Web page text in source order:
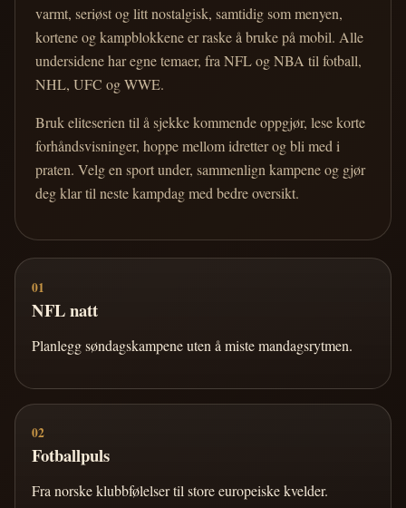
varmt, seriøst og litt nostalgisk, samtidig som menyen,
kortene og kampblokkene er raske å bruke på mobil. Alle
undersidene har egne temaer, fra NFL og NBA til fotball,
NHL, UFC og WWE.
Bruk eliteserien til å sjekke kommende oppgjør, lese korte
forhåndsvisninger, hoppe mellom idretter og bli med i
praten. Velg en sport under, sammenlign kampene og gjør
deg klar til neste kampdag med bedre oversikt.
01
NFL natt
Planlegg søndagskampene uten å miste mandagsrytmen.
02
Fotballpuls
Fra norske klubbfølelser til store europeiske kvelder.